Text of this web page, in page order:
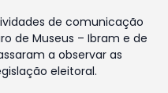
de comunicação
de Museus – Ibram e de
a observar as
eleitoral.